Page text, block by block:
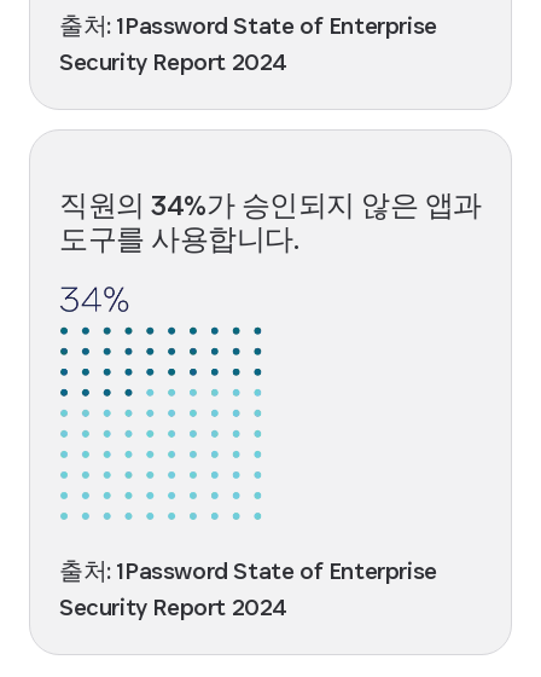
출처: 1Password State of Enterprise
Security Report 2024
직원의 34%가 승인되지 않은 앱과
도구를 사용합니다.
출처: 1Password State of Enterprise
Security Report 2024